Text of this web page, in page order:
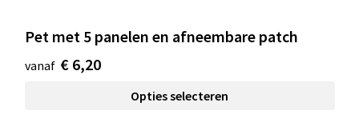
Pet met 5 panelen en afneembare patch
vanaf € 6,20
Opties selecteren